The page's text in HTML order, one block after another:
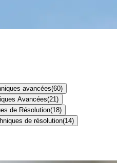
avancées(60)
Avancées(21 )
de Résolution(18)
de résolution(14)